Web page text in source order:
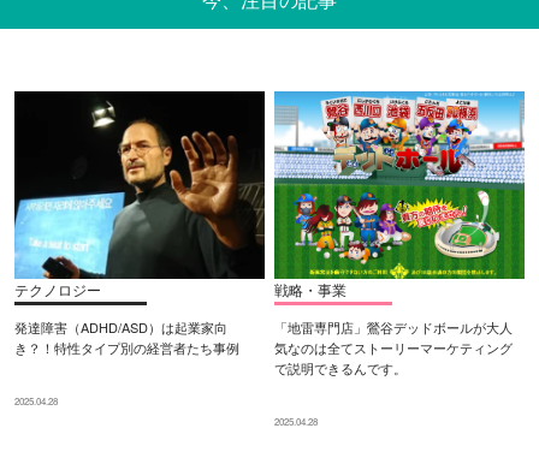
テクノロジー
発達障害（ADHD/ASD）は起業家向
き？！特性タイプ別の経営者たち事例
2025.04.28
戦略・事業
「地雷専門店」鶯谷デッドボールが大人
気なのは全てストーリーマーケティング
で説明できるんです。
2025.04.28